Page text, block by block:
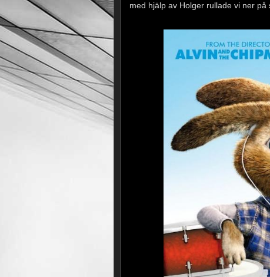
med hjälp av Holger rullade vi ner